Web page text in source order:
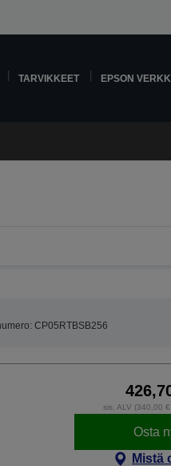
TARVIKKEET EPSON
CP05RTBSB256
sis. ALV (340,00 €
Osta
Mistä